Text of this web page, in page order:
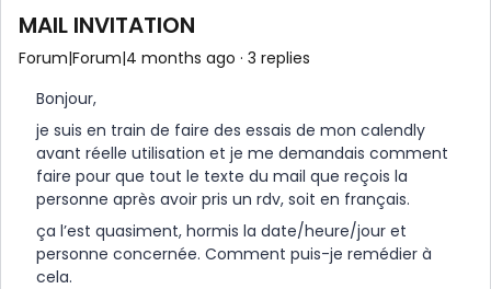
MAIL INVITATION
Forum|Forum|4 months ago 3 replies
Bonjour,
je suis en train de faire des essais de mon calendly
avant réelle utilisation et je me demandais comment
faire pour que tout le texte du mail que reçois la
personne après avoir pris un rdv, soit en français.
ça l’est quasiment, hormis la date/heure/jour et
personne concernée. Comment puis-je remédier à
cela.